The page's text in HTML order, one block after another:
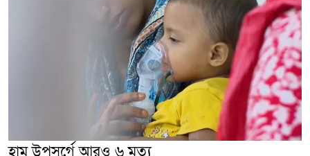
হাম উপসর্গে আরও ৬ মৃত্যু